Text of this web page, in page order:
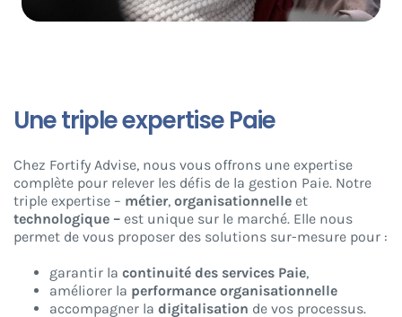
Une triple expertise Paie
Chez Fortify Advise, nous vous offrons une expertise
complète pour relever les défis de la gestion Paie. Notre
triple expertise – métier, organisationnelleet
technologique –est unique sur le marché. Elle nous
permet de vous proposer des solutions sur-mesure pour :
garantir la continuité des services Paie,
améliorer la performance organisationnelle
accompagner la digitalisation de vos processus.